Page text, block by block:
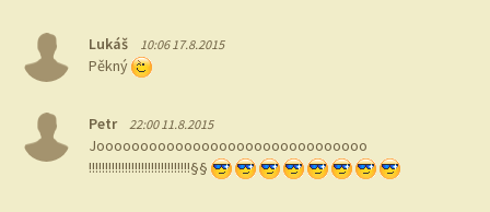
Lukáš 10:06 17.8.2015
Pěkný
Petr 22:00 11.8.2015
Jooooooooooooooooooooooooooooooo
!!!!!!!!!!!!!!!!!!!!!!!!!!!!!!!§§